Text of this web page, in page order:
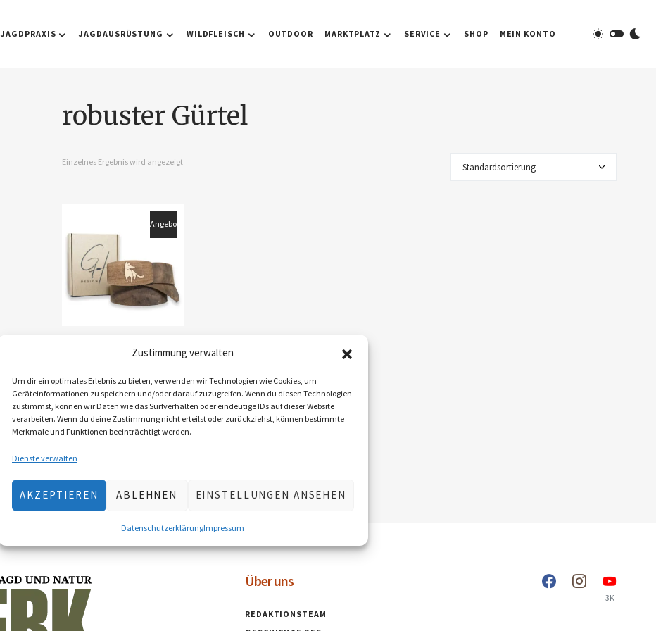
Zustimmung verwalten
Um dir ein optimales Erlebnis zu bieten, verwenden wir Technologien wie Cookies, um
Geräteinformationen zu speichern und/oder darauf zuzugreifen. Wenn du diesen Technologien
zustimmst, können wir Daten wie das Surfverhalten oder eindeutige IDs auf dieser Website
verarbeiten. Wenn du deine Zustimmung nicht erteilst oder zurückziehst, können bestimmte
Merkmale und Funktionen beeinträchtigt werden.
Dienste verwalten
AKZEPTIEREN ABLEHNEN EINSTELLUNGEN ANSEHEN
DatenschutzerklärungImpressum
JAGDPRAXIS JAGDAUSRÜSTUNG WILDFLEISCH OUTDOOR MARKTPLATZ SERVICE SHOP MEIN KONTO
robuster Gürtel
Einzelnes Ergebnis wird angezeigt
Angebot!
Fuchs-Gürtel aus
€89,00 €44,50inkl. MwSt., zzgl.
Versandkosten
Lieferzeit: 2–5 Werktage
(Österreich), EU 5–10 Werktage
Über uns
REDAKTIONSTEAM
3K